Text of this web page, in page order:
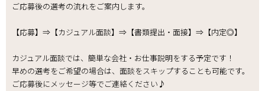
ご応募後の選考の流れをご案内します。
【応募】⇒【カジュアル面談】⇒【書類提出・面接】⇒【内定◎】
カジュアル面談では、簡単な会社・お仕事説明をする予定です！
早めの選考をご希望の場合は、面談をスキップすることも可能です。
ご応募後にメッセージ等でご連絡ください♪